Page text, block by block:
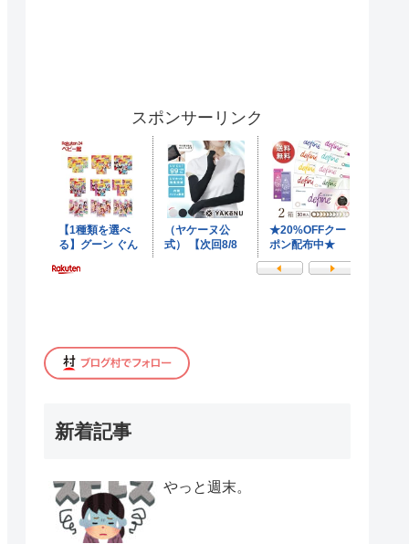
スポンサーリンク
新着記事
やっと週末。